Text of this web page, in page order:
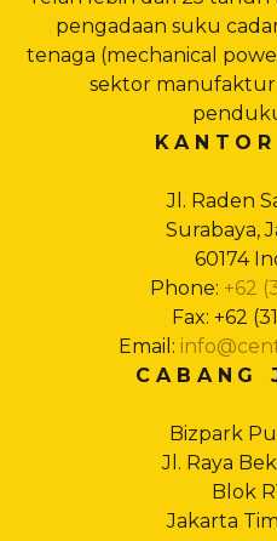
pengadaan suku
tenaga (mechanical
sektor
Jl. Raden
Surabaya,
60174
Phone: +62
Fax: +62
Email:
CABANG
Bizpark
Jl. Raya
Blok
Jakarta